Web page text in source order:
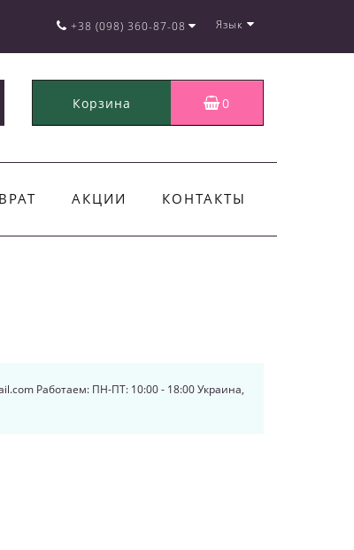
+38 (098) 360-87-08 Язык
Корзина 0
АКЦИИ КОНТАКТЫ
Работаем: ПН-ПТ: 10:00 - 18:00 Украина,